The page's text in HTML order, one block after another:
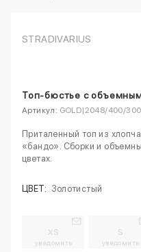
STRADIVARIUS
Топ-бюстье с
Артикул: GOLD|2048/400/300
Приталенный топ из
«бандо». Сборки и
цветах.
ЦВЕТ: Золотистый
XS
уведомить
S
уведомить